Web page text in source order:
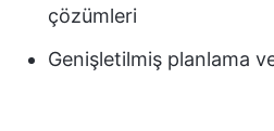
çözümleri
Genişletilmiş planlama